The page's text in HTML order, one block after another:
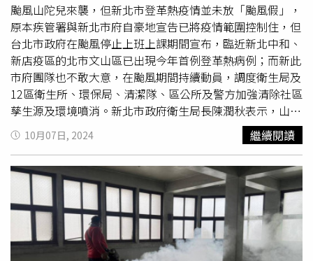
颱風山陀兒來襲，但新北市登革熱疫情並未放「颱風假」，
原本疾管署與新北市府自豪地宣告已將疫情範圍控制住，但
台北市政府在颱風停止上班上課期間宣布，臨近新北中和、
新店疫區的北市文山區已出現今年首例登革熱病例；而新此
市府團隊也不敢大意，在颱風期間持續動員，調度衛生局及
12區衛生所、環保局、清潔隊、區公所及警方加強清除社區
孳生源及環境噴消。新北市政府衛生局長陳潤秋表示，山陀
兒颱風來襲，但防疫工作不中斷，市府團隊持續動員，2日
調度衛生局及12區衛生所、環保局、清潔隊、區公所及警方
計200名人力，持續加強清除社區孳生源及環境清消。她呼
籲市民做好防颱準備工作外，也要清除家內外積水容器，避
免孳生病媒蚊。如經査獲積水容器有孑孓，最高可處1萬
5000元罰鍰，也請民眾務必配合各項防疫措施，如拒絕、
規避或妨礙防治工作最高可處30萬元罰鍰。新北市長侯友宜
下令將中和區景新公園、三介廟至新店區天山公園的環山步
10月07日, 2024 繼續閱讀